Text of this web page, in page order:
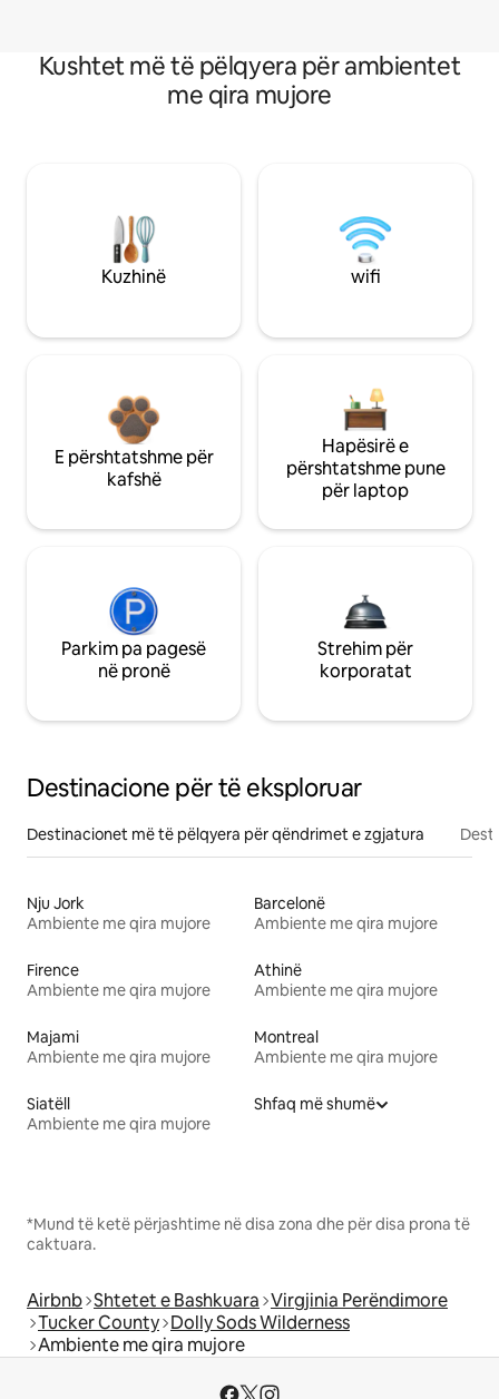
Kushtet më të pëlqyera për ambientet
me qira mujore
Kuzhinë wifi
E përshtatshme për
kafshë
Hapësirë e
përshtatshme pune
për laptop
Parkim pa pagesë
në pronë
Strehim për
korporatat
Destinacione për të eksploruar
Destinacionet më të pëlqyera për qëndrimet e zgjatura
Nju Jork
Ambiente me qira mujore
Barcelonë
Ambiente me qira mujore
Firence
Ambiente me qira mujore
Athinë
Ambiente me qira mujore
Majami
Ambiente me qira mujore
Montreal
Ambiente me qira mujore
Siatëll
Ambiente me qira mujore
Shfaq më shumë
*Mund të ketë përjashtime në disa zona dhe për disa prona të
caktuara.
Airbnb Shtetet e Bashkuara Virgjinia Perëndimore
Tucker County Dolly Sods Wilderness
Ambiente me qira mujore